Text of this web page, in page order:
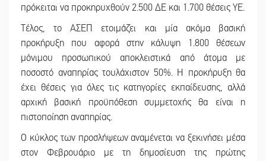
πρόκειται να προκηρυχθούν 2.500 ΔΕ και 1.700 θέσεις ΥΕ.
Τέλος, το ΑΣΕΠ ετοιμάζει και μία ακόμα βασική
προκήρυξη που αφορά στην κάλυψη 1.800 θέσεων
μόνιμου προσωπικού αποκλειστικά από άτομα με
ποσοστό αναπηρίας τουλάχιστον 50%. Η προκήρυξη θα
έχει θέσεις για όλες τις κατηγορίες εκπαίδευσης, αλλά
αρχική βασική προϋπόθεση συμμετοχής θα είναι η
πιστοποίηση αναπηρίας.
Ο κύκλος των προσλήψεων αναμένεται να ξεκινήσει μέσα
στον Φεβρουάριο με τη δημοσίευση της πρώτης